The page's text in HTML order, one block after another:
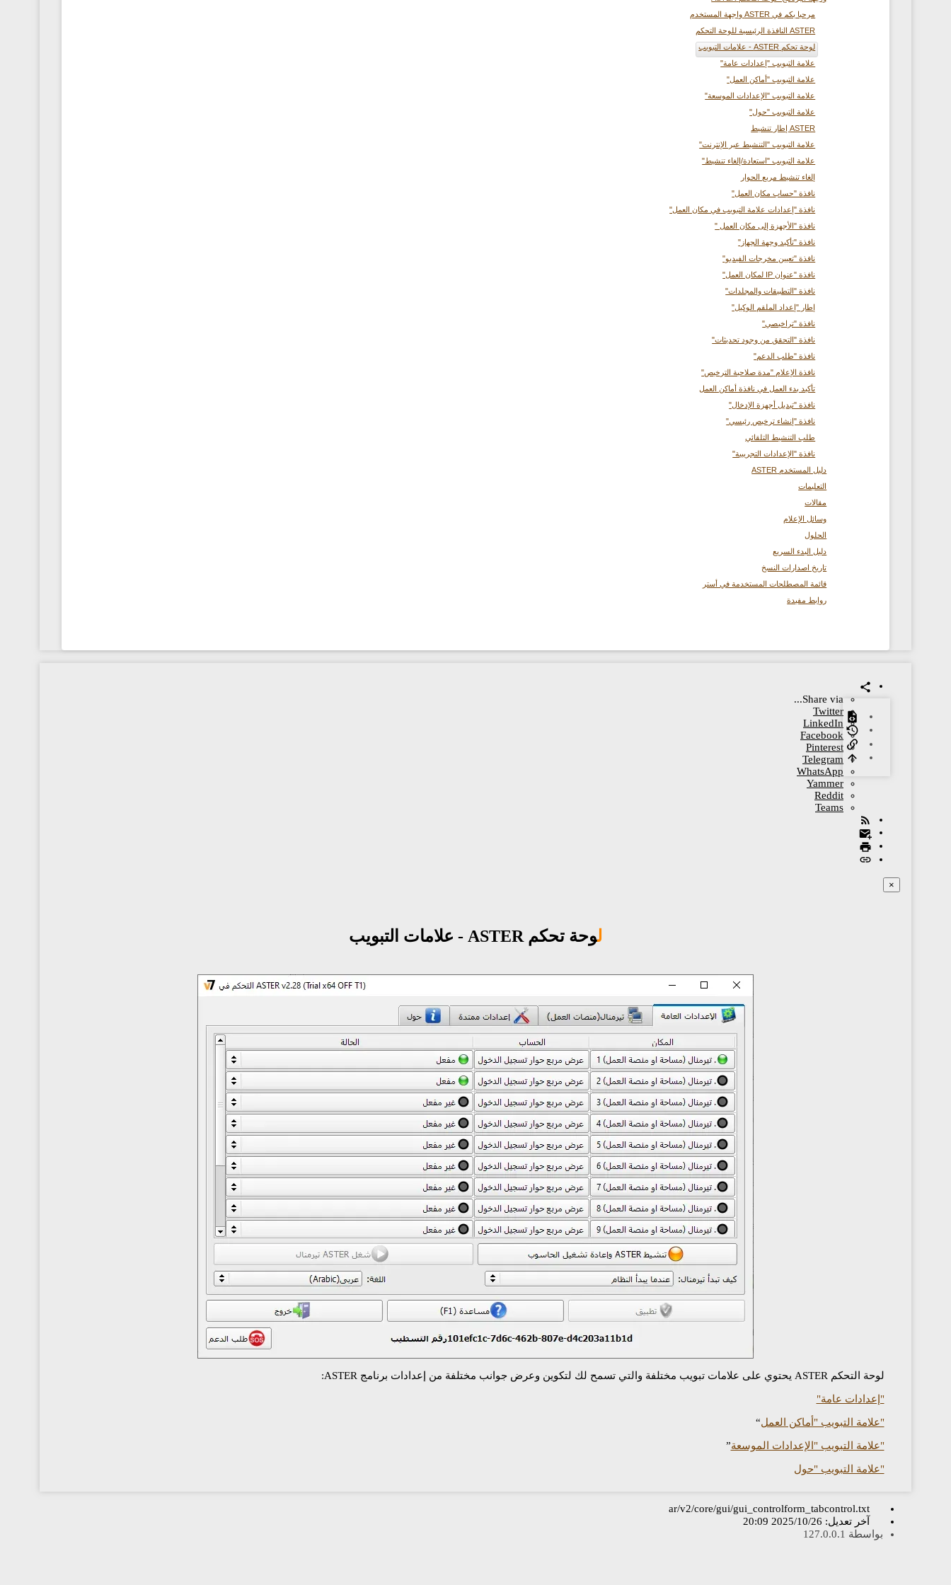
مرحبا بكم في ASTER واجهة المستخدم
ASTER النافذة الرئيسية للوحة التحكم
لوحة تحكم ASTER - علامات التبويب
علامة التبويب "إعدادات عامة"
علامة التبويب "أماكن العمل"
علامة التبويب "الإعدادات الموسعة"
علامة التبويب "حول"
ASTER إطار تنشيط
علامة التبويب "التنشيط عبر الإنترنت"
علامة التبويب "استعادة/إلغاء تنشيط"
إلغاء تنشيط مربع الحوار
نافذة "حساب مكان العمل"
نافذة "إعدادات علامة التبويب في مكان العمل"
نافذة "الأجهزة إلى مكان العمل "
نافذة "تأكيد وجهة الجهاز"
نافذة "تعيين مخرجات الفيديو"
نافذة "عنوان IP لمكان العمل"
نافذة "التطبيقات والمجلدات"
إطار "إعداد الملقم الوكيل"
نافذة "تراخيصي"
نافذة "التحقق من وجود تحديثات"
نافذة "طلب الدعم"
نافذة الإعلام "مدة صلاحية الترخيص"
تأكيد بدء العمل في نافذة أماكن العمل
نافذة "تبديل أجهزة الإدخال"
نافذة "إنشاء ترخيص رئيسي"
طلب التنشيط التلقائي
نافذة "الإعدادات التجريبية"
دليل المستخدم ASTER
التعليمات
مقالات
وسائل الإعلام
الحلول
دليل البدء السريع
تاريخ اصدارات النسخ
قائمة المصطلحات المستخدمة في أستر
روابط مفيدة
Share via...
Twitter
LinkedIn
Facebook
Pinterest
Telegram
WhatsApp
Yammer
Reddit
Teams
×
لوحة تحكم ASTER - علامات التبويب
لوحة التحكم ASTER يحتوي على علامات تبويب مختلفة والتي تسمح لك لتكوين وعرض جوانب مختلفة من إعدادات برنامج ASTER:
"إعدادات عامة"
"علامة التبويب "أماكن العمل“
"علامة التبويب "الإعدادات الموسعة”
"علامة التبويب "حول
ar/v2/core/gui/gui_controlform_tabcontrol.txt
آخر تعديل: 2025/10/26 20:09
بواسطة 127.0.0.1